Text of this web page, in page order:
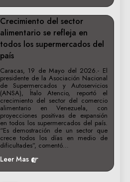
Crecimiento del sector
alimentario se refleja en
todos los supermercados del
país
Caracas, 19 de Mayo del 2026.- El
presidente de la Asociación Nacional
de Supermercados y Autoservicios
(ANSA), Ítalo Atencio, reportó el
crecimiento del sector del comercio
alimentario en Venezuela, con
proyecciones positivas de expansión
en todos los supermercados del país.
“Es demostración de un sector que
crece todos los días en medio de
dificultades”, comentó…
Leer Mas